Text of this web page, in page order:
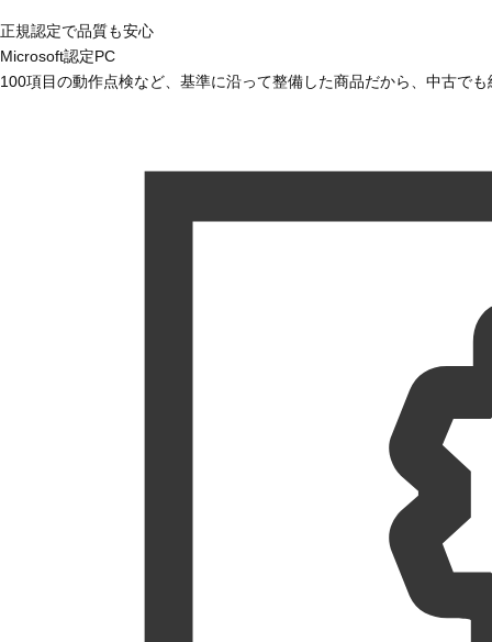
正規認定で品質も安心
Microsoft認定PC
100項目の動作点検など、基準に沿って整備した商品だから、中古で